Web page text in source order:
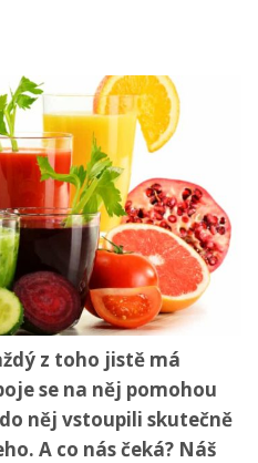
z toho jistě má
se na něj pomohou
něj vstoupili skutečně
A co nás čeká? Náš